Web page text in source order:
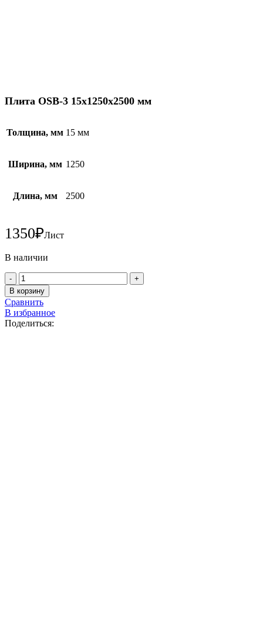
Плита OSB-3 15х1250х2500 мм
Толщина, мм 15 мм
Ширина, мм 1250
Длина, мм 2500
1350₽Лист
В наличии
Количество
товара
Плита
OSB-
3
15х1250х2500
В корзину
Сравнить
В избранное
Поделиться: